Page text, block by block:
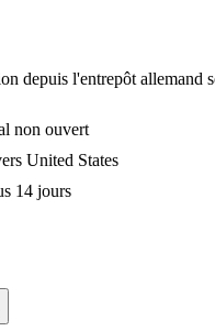
depuis l'entrepôt allemand
non ouvert
United States
14 jours